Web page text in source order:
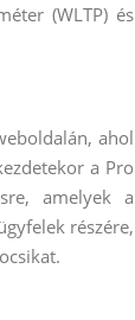
(WLTP) és
ahol
a Pro
amelyek a
részére,